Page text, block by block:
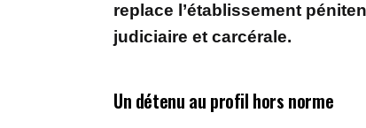
replace l’établissement
judiciaire et carcérale.
Un détenu au profil hors norme